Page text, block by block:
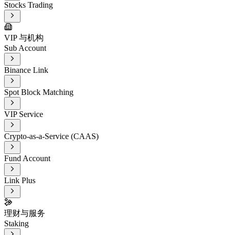
Stocks Trading
VIP 与机构
Sub Account
Binance Link
Spot Block Matching
VIP Service
Crypto-as-a-Service (CAAS)
Fund Account
Link Plus
理财与服务
Staking